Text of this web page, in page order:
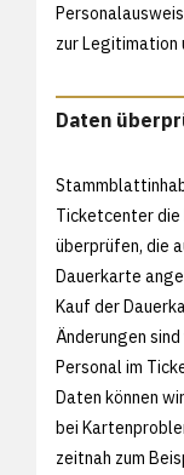
zur Legitimation
Daten
Ticketcenter die
überprüfen, die
Dauerkarte
Kauf der
Änderungen
Personal im
Daten können
bei
zeitnah zum